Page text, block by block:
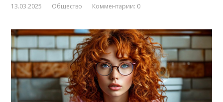
13.03.2025 Общество Комментарии: 0